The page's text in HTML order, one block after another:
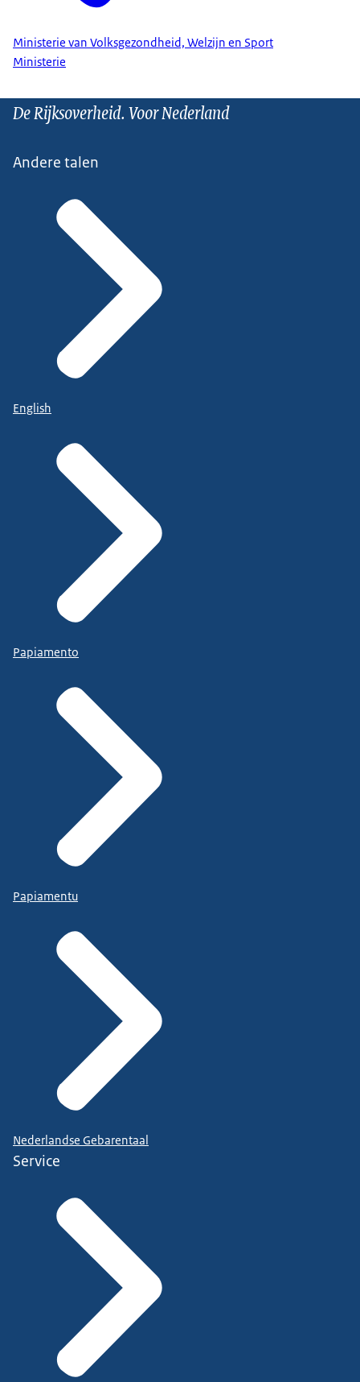
Ministerie van Volksgezondheid, Welzijn en Sport
Ministerie
De Rijksoverheid. Voor Nederland
Andere talen
English
Papiamento
Papiamentu
Nederlandse Gebarentaal
Service